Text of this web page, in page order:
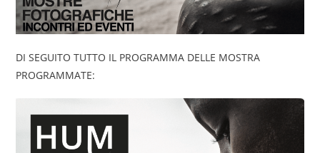
DI SEGUITO TUTTO IL PROGRAMMA DELLE MOSTRA
PROGRAMMATE: